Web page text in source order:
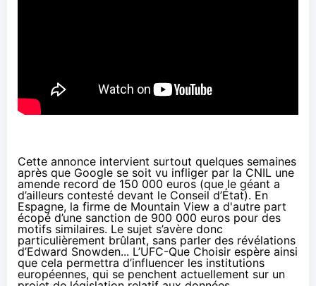
Cette annonce intervient surtout quelques semaines
après que Google se soit vu infliger par la CNIL une
amende record de 150 000 euros (que le géant a
d’ailleurs contesté devant le Conseil d’État). En
Espagne, la firme de Mountain View a d'autre part
écopé d’une sanction de 900 000 euros pour des
motifs similaires. Le sujet s’avère donc
particulièrement brûlant, sans parler des révélations
d’Edward Snowden... L’UFC-Que Choisir espère ainsi
que cela permettra d’influencer les institutions
européennes, qui se penchent actuellement sur un